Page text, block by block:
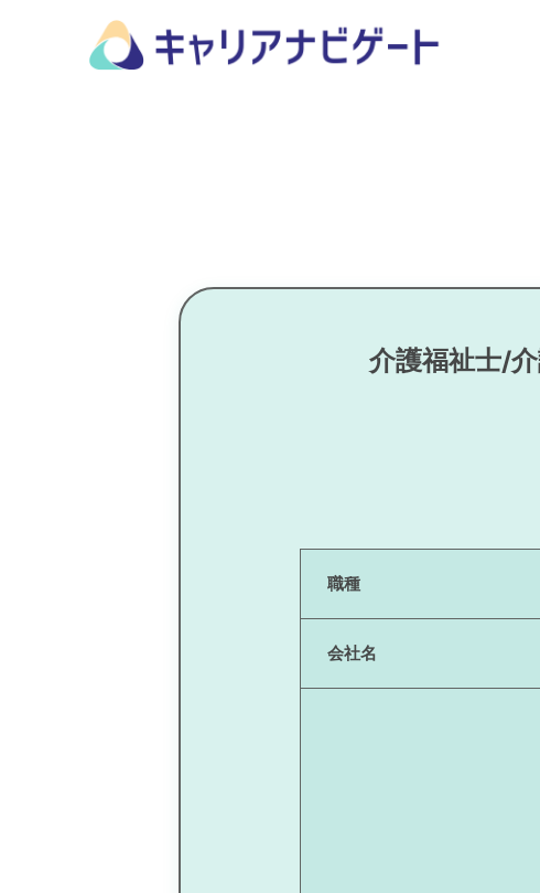
介護福祉士/
職種
会社名